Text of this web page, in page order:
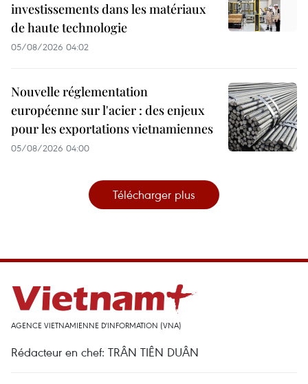
investissements dans les matériaux
de haute technologie
05/08/2026 04:02
Nouvelle réglementation
européenne sur l'acier : des enjeux
pour les exportations vietnamiennes
05/08/2026 04:00
Télécharger plus
AGENCE VIETNAMIENNE D'INFORMATION (VNA)
Rédacteur en chef: TRÂN TIÊN DUÂN